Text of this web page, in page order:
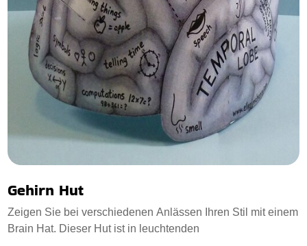
Gehirn Hut
Zeigen Sie bei verschiedenen Anlässen Ihren Stil mit einem
Brain Hat. Dieser Hut ist in leuchtenden